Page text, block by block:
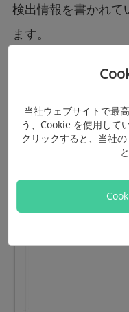
検出情報を書かれて
ます。
当社ウェブサイトで最
う、Cookie を使用して
クリックすると、当社の